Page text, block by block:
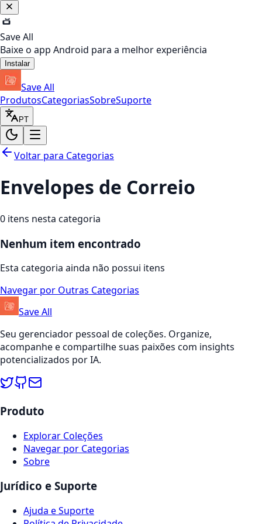
Save All
Baixe o app Android para a melhor experiência
Instalar
Save All
ProdutosCategoriasSobreSuporte
PT
Voltar para Categorias
Envelopes de Correio
0 itens nesta categoria
Nenhum item encontrado
Esta categoria ainda não possui itens
Navegar por Outras Categorias
Save All
Seu gerenciador pessoal de coleções. Organize,
acompanhe e compartilhe suas paixões com insights
potencializados por IA.
Produto
Explorar Coleções
Navegar por Categorias
Sobre
Jurídico e Suporte
Ajuda e Suporte